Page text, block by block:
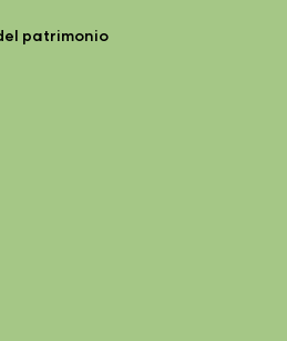
patrimonio